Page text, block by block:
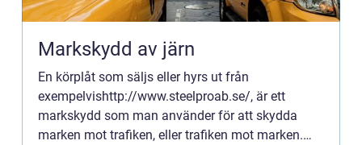
Markskydd av järn
En körplåt som säljs eller hyrs ut från
exempelvishttp://www.steelproab.se/, är ett
markskydd som man använder för att skydda
marken mot trafiken, eller trafiken mot marken.